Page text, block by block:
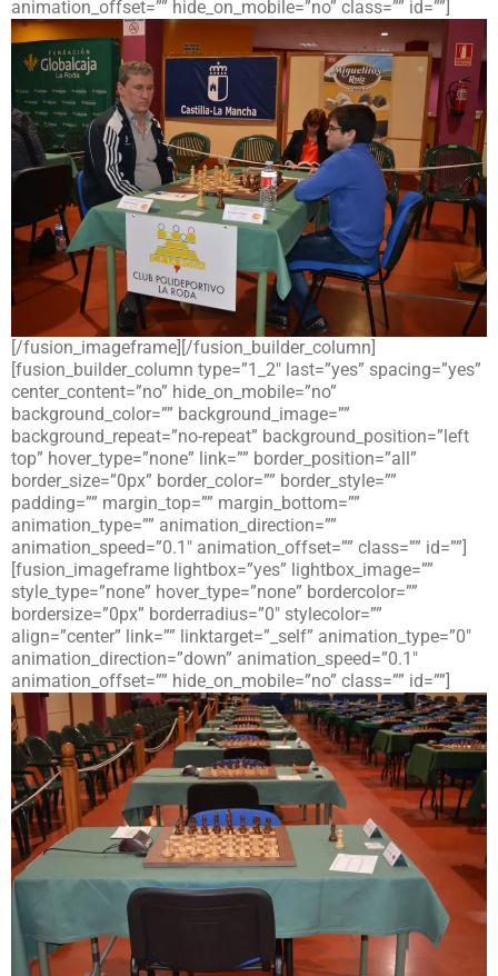
animation_offset=”” hide_on_mobile=”no” class=”” id=””]
[/fusion_imageframe][/fusion_builder_column]
[fusion_builder_column type=”1_2″ last=”yes” spacing=”yes”
center_content=”no” hide_on_mobile=”no”
background_color=”” background_image=””
background_repeat=”no-repeat” background_position=”left
top” hover_type=”none” link=”” border_position=”all”
border_size=”0px” border_color=”” border_style=””
padding=”” margin_top=”” margin_bottom=””
animation_type=”” animation_direction=””
animation_speed=”0.1″ animation_offset=”” class=”” id=””]
[fusion_imageframe lightbox=”yes” lightbox_image=””
style_type=”none” hover_type=”none” bordercolor=””
bordersize=”0px” borderradius=”0″ stylecolor=””
align=”center” link=”” linktarget=”_self” animation_type=”0″
animation_direction=”down” animation_speed=”0.1″
animation_offset=”” hide_on_mobile=”no” class=”” id=””]